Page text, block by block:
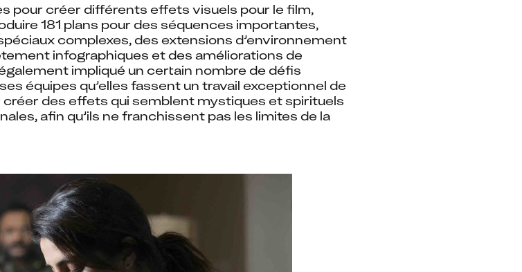
pour créer différents effets visuels pour le film,
181 plans pour des séquences importantes,
complexes, des extensions d’environnement
infographiques et des améliorations de
impliqué un certain nombre de défis
équipes qu’elles fassent un travail exceptionnel de
des effets qui semblent mystiques et spirituels
afin qu’ils ne franchissent pas les limites de la